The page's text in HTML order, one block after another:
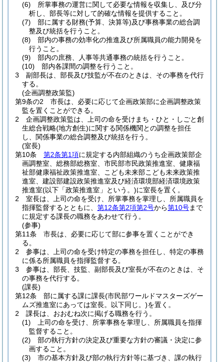
(6)
所掌事務の運営に関して必要な情報を収集し、及び分
析し、部長等に対して的確な情報を提供すること。
(7)
部に属する財務(予算、決算等)及び事務事業の総合調
整及び統括を行うこと。
(8)
部内の事務の効率化の推進及び所属職員の能力開発を
行うこと。
(9)
部内の庶務、人事等共通事務の統括を行うこと。
(10)
部内各課間の調整を行うこと。
3
副部長は、部長及び技監が不在のときは、その事務を代行
する。
(企画調整政策監)
第9条の2
市長は、必要に応じて企画政策部に企画調整政策
監を置くことができる。
2
企画調整政策監は、上司の命を受けまち・ひと・しごと創
生総合戦略(地方創生)に関する関係機関との調整を担任
し、関係事業の総合調整及び統括を行う。
(室長)
第10条
第2条第1項に規定する内部組織のうち企画政策部企
画調整室、総務部総務室、市民部市民政策推進室、健康福
祉部健康福祉政策推進室、こども未来部こども未来政策推
進室、建設部建設政策推進室及び経済環境部経済環境政策
推進室(以下「政策推進室」という。)に室長を置く。
2
室長は、上司の命を受け、所掌事務を掌理し、所属職員を
指揮監督するとともに、 第12条第2項第2号から第10号まで
に規定する課長の職務をあわせて行う。
(参事)
第11条
市長は、必要に応じて部に参事を置くことができ
る。
2
参事は、上司の命を受け特定の事務を担任し、特定の事務
に係る所属職員を指揮監督する。
3
参事は、部長、技監、副部長及び室長が不在のときは、そ
の事務を代行する。
(課長)
第12条
部に属する課に課長(市民部ワールドマスターズゲー
ムズ推進室にあっては室長。以下同じ。)を置く。
2
課長は、おおむね次に掲げる職務を行う。
(1)
上司の命を受け、所掌事務を掌理し、所属職員を指揮
監督すること。
(2)
部の執行方針の決定及び重要な方針の審議・決定に参
画すること。
(3)
市の基本方針及び部の執行方針等に基づき、課の執行